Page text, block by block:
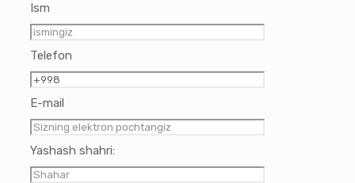
Ism
Telefon
E-mail
Yashash shahri: